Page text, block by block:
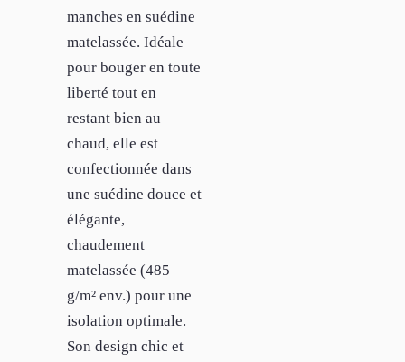
manches en suédine
matelassée. Idéale
pour bouger en toute
liberté tout en
restant bien au
chaud, elle est
confectionnée dans
une suédine douce et
élégante,
chaudement
matelassée (485
g/m² env.) pour une
isolation optimale.
Son design chic et